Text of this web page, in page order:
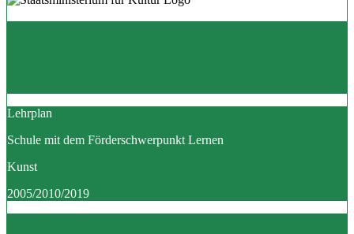
Lehrplan
Schule mit dem Förderschwerpunkt Lernen
Kunst
2005/2010/2019